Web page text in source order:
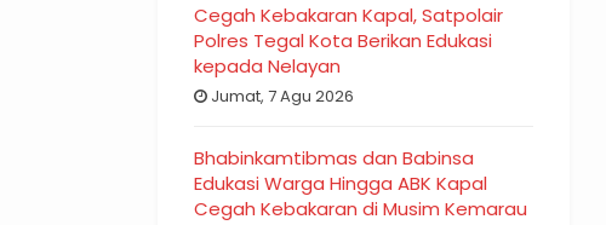
Cegah Kebakaran Kapal, Satpolair
Polres Tegal Kota Berikan Edukasi
kepada Nelayan
Jumat, 7 Agu 2026
Bhabinkamtibmas dan Babinsa
Edukasi Warga Hingga ABK Kapal
Cegah Kebakaran di Musim Kemarau